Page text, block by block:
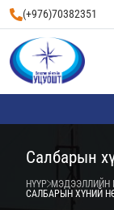
(+976)70382351
Салбарын
НҮҮР МЭДЭЭЛЛИЙН
САЛБАРЫН ХҮНИЙ